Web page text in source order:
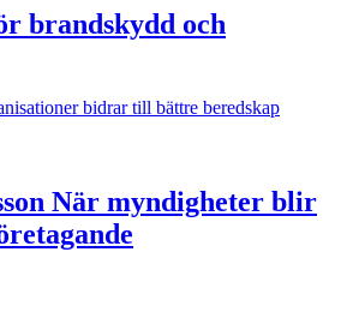
brandskydd och
bidrar till bättre beredskap
När myndigheter blir